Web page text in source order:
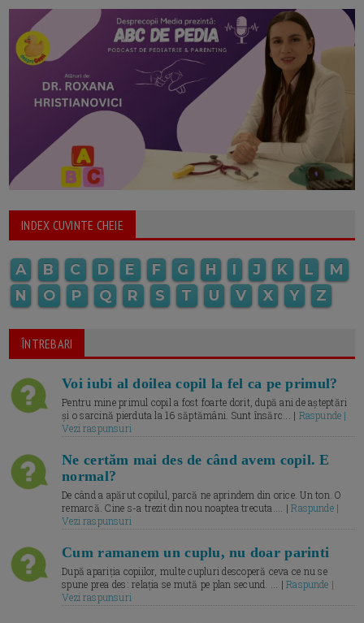
INDEX CUVINTE CHEIE
A B C D E F G H I J K L
M
N
O P Q R S T U V X Y Z
ÎNTREBARI
Voi iubi al doilea copil la fel ca pe primul?
Pentru mine primul copil a fost foarte dorit, după ani de așteptări
și o sarcină pierduta la 16 săptămâni. Sunt însărc... | Raspunde |
Vezi raspunsuri
Ne certăm mai des de când avem copil. E
normal?
De când a apărut copilul, parcă ne aprindem din orice. Un ton. O
remarcă. Cine s-a trezit din nou noaptea trecuta.... |Raspunde |
Vezi raspunsuri
Cum ramanem un cuplu, nu doar parinti
După apariția copiilor, multe cupluri descoperă ceva ce nu se
spune prea des: relația se mută pe plan secund. ... |Raspunde |
Vezi raspunsuri